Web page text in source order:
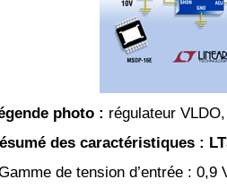
photo : régulateur
des caractéristiques :
de tension d’entrée : 0,9